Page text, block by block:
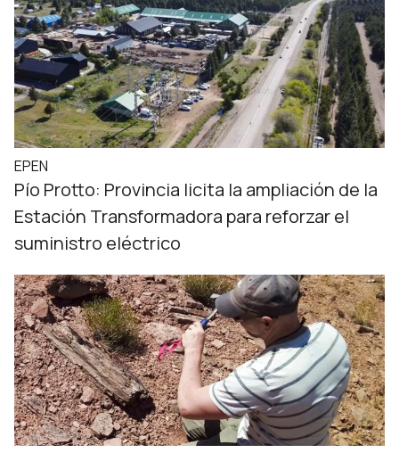
EPEN
Pío Protto: Provincia licita la ampliación de la
Estación Transformadora para reforzar el
suministro eléctrico